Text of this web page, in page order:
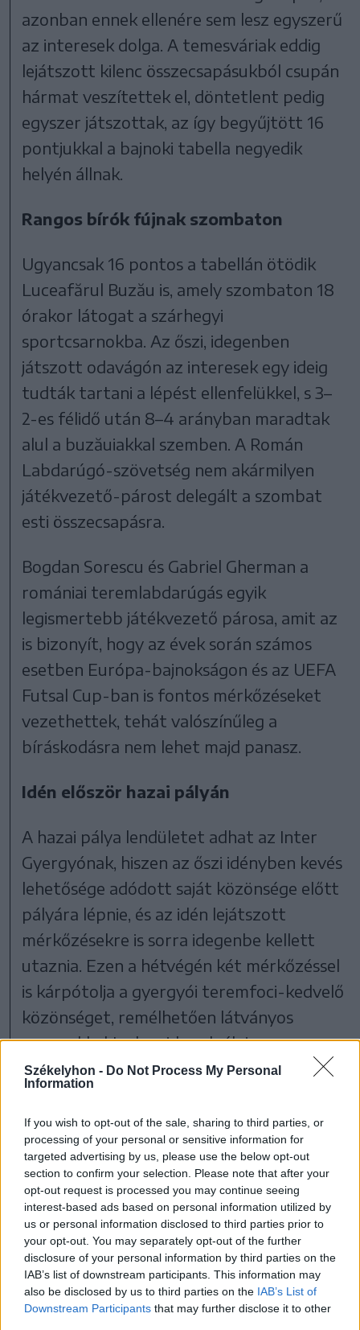
Székelyhon - Do Not Process My Personal
Information
If you wish to opt-out of the sale, sharing to third parties, or
processing of your personal or sensitive information for
targeted advertising by us, please use the below opt-out
section to confirm your selection. Please note that after your
opt-out request is processed you may continue seeing
interest-based ads based on personal information utilized by
us or personal information disclosed to third parties prior to
your opt-out. You may separately opt-out of the further
disclosure of your personal information by third parties on the
IAB’s list of downstream participants. This information may
also be disclosed by us to third parties on the IAB’s List of
Downstream Participants that may further disclose it to other
azonban ennek ellenére sem lesz egyszerű
az interesek dolga. A temesváriak eddig
lejátszott kilenc összecsapásukból csupán
hármat veszítettek el, döntetlent pedig
egyszer játszottak, az így begyűjtött 16
pontjukkal a bajnoki tabella negyedik
helyén állnak.
Rangos bírók fújnak szombaton
Ugyancsak 16 pontos a tabellán ötödik
Luceafărul Buzău is, amely szombaton 18
órakor látogat a szárhegyi
sportcsarnokba. Az őszi, idegenben
játszott odavágón az interesek egy ideig
tudták tartani a lépést ellenfelükkel, s 3–
2-es félidő után 8–4 arányban maradtak
alul a buzăuiakkal szemben. A Román
Labdarúgó-szövetség nem akármilyen
játékvezető-párost delegált a szombat
esti összecsapásra.
Bogdan Sorescu és Gabriel Gherman a
romániai teremlabdarúgás egyik
legismertebb játékvezető párosa, amit az
is bizonyít, hogy az évek során számos
esetben Európa-bajnokságon és az UEFA
Futsal Cup-ban is fontos mérkőzéseket
vezethettek, tehát valószínűleg a
bíráskodásra nem lehet majd panasz.
Idén először hazai pályán
A hazai pálya lendületet adhat az Inter
Gyergyónak, hiszen az őszi idényben kevés
lehetősége adódott saját közönsége előtt
pályára lépnie, és az idén lejátszott
mérkőzésekre is sorra idegenbe kellett
utaznia. Ezen a hétvégén két mérkőzéssel
is kárpótolja a gyergyói teremfoci-kedvelő
közönséget, remélhetően látványos
meccsekkel tud majd szolgálni.
Az interes legénység ebben a bajnoki
formát, amiben közrejátszik a bajnokság
új lebonyolítási rendszere is. Az eddig
megszokott turnérendszer helyett
ugyanis szinte minden hétvégén
rendeznek egy fordulót, ami okoz némi
fennakadást ifj. Nagy Zsolt
tanítványainak. Az eddig lejátszott
mérkőzések során még nem sikerült két